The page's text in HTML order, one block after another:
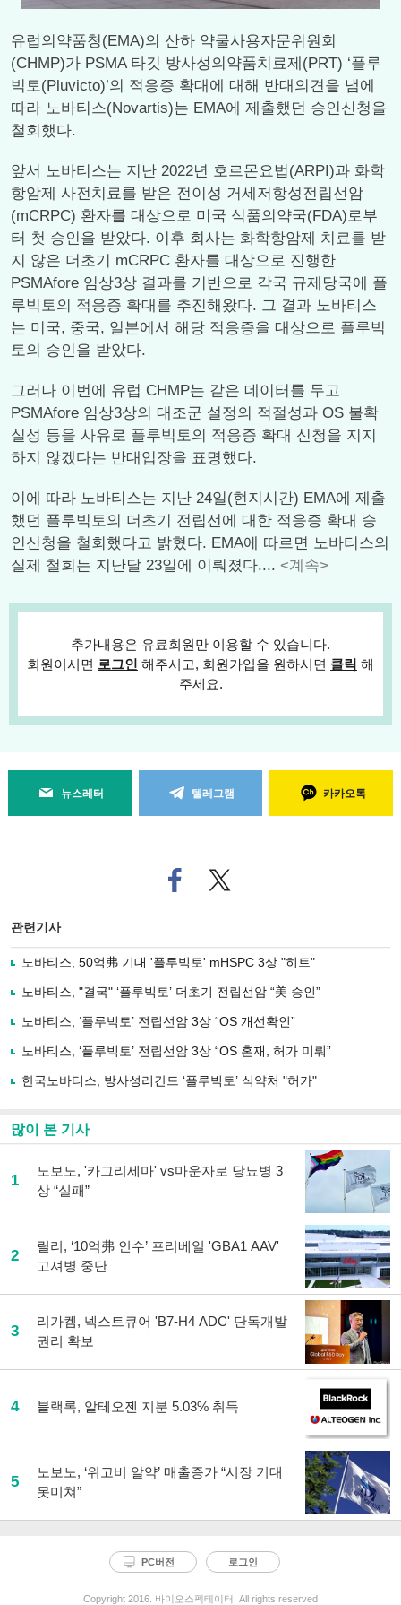
유럽의약품청(EMA)의 산하 약물사용자문위원회
(CHMP)가 PSMA 타깃 방사성의약품치료제(PRT) ‘플루
빅토(Pluvicto)’의 적응증 확대에 대해 반대의견을 냄에
따라 노바티스(Novartis)는 EMA에 제출했던 승인신청을
철회했다.
앞서 노바티스는 지난 2022년 호르몬요법(ARPI)과 화학
항암제 사전치료를 받은 전이성 거세저항성전립선암
(mCRPC) 환자를 대상으로 미국 식품의약국(FDA)로부
터 첫 승인을 받았다. 이후 회사는 화학항암제 치료를 받
지 않은 더초기 mCRPC 환자를 대상으로 진행한
PSMAfore 임상3상 결과를 기반으로 각국 규제당국에 플
루빅토의 적응증 확대를 추진해왔다. 그 결과 노바티스
는 미국, 중국, 일본에서 해당 적응증을 대상으로 플루빅
토의 승인을 받았다.
그러나 이번에 유럽 CHMP는 같은 데이터를 두고
PSMAfore 임상3상의 대조군 설정의 적절성과 OS 불확
실성 등을 사유로 플루빅토의 적응증 확대 신청을 지지
하지 않겠다는 반대입장을 표명했다.
이에 따라 노바티스는 지난 24일(현지시간) EMA에 제출
했던 플루빅토의 더초기 전립선에 대한 적응증 확대 승
인신청을 철회했다고 밝혔다. EMA에 따르면 노바티스의
실제 철회는 지난달 23일에 이뤄졌다.... <계속>
추가내용은 유료회원만 이용할 수 있습니다.
회원이시면 로그인 해주시고, 회원가입을 원하시면 클릭 해
주세요.
뉴스레터 텔레그램 카카오톡
페
이
로
기
사
유
기
트위
터로
관련기사
노바티스, 50억弗 기대 '플루빅토' mHSPC 3상 "히트"
노바티스, "결국" ‘플루빅토’ 더초기 전립선암 “美 승인”
노바티스, ‘플루빅토’ 전립선암 3상 “OS 개선확인”
노바티스, ‘플루빅토’ 전립선암 3상 “OS 혼재, 허가 미뤄”
한국노바티스, 방사성리간드 ‘플루빅토’ 식약처 "허가"
많이 본 기사
1
노보노, '카그리세마' vs마운자로 당뇨병 3
상 “실패”
2
릴리, ‘10억弗 인수’ 프리베일 'GBA1 AAV'
고셔병 중단
3
리가켐, 넥스트큐어 'B7-H4 ADC' 단독개발
권리 확보
4 블랙록, 알테오젠 지분 5.03% 취득
5
노보노, ‘위고비 알약’ 매출증가 “시장 기대
못미쳐”
PC버전 로그인
Copyright 2016. 바이오스펙테이터. All rights reserved